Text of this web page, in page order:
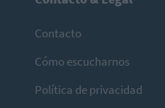
Contacto
Cómo escucharnos
Política de privacidad